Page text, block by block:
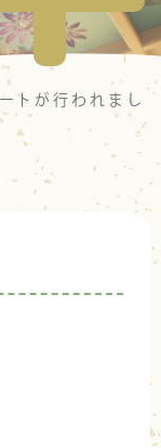
トが行われまし